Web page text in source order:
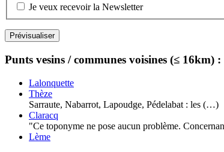
Je veux recevoir la Newsletter
Punts vesins / communes voisines (≤ 16km) :
Lalonquette
Thèze
Sarraute, Nabarrot, Lapoudge, Pédelabat : les (…)
Claracq
"Ce toponyme ne pose aucun problème.
Lème